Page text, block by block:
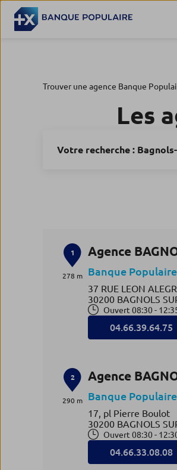
Trouver une agence Banque
Les
Votre recherche :
1
278 m
Agence
Banque
37 RUE LEON
30200 BAGNOLS
Ouvert 08:30 -
04.66.39.64.75
2
290 m
Agence
Banque
17, pl Pierre Boulot
30200 BAGNOLS
Ouvert 08:30 -
04.66.33.08.08